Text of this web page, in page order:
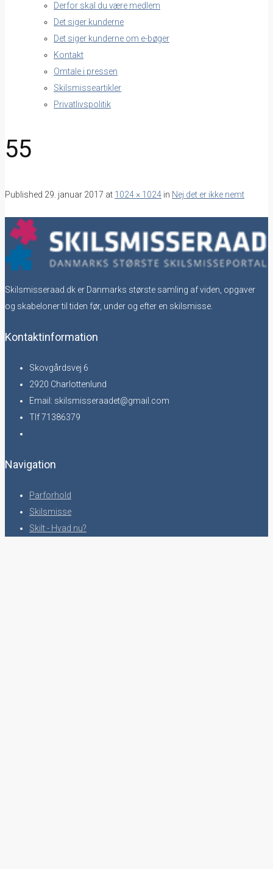
Derfor skal du være medlem
Det siger kunderne
Det siger kunderne om e-bøger
Kontakt
Omtale i pressen
Skilsmisseartikler
Privatlivspolitik
55
Published 29. januar 2017 at 1024 × 1024 in Nej det er ikke nemt
Skilsmisseraad.dk er Danmarks største samling af viden, opgaver
og skabeloner til tiden før, under og efter en skilsmisse.
Kontaktinformation
Skovgårdsvej 6
2920 Charlottenlund
Email: skilsmisseraadet@gmail.com
Tlf 71386379
Navigation
Parforhold
Skilsmisse
Skilt - Hvad nu?